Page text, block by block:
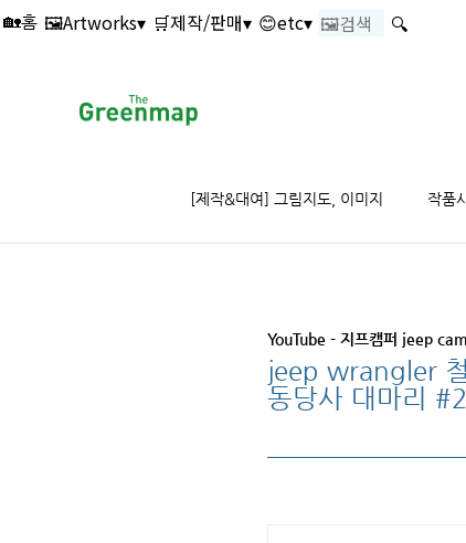
🏡홈 🖼️Artworks▾ 🛒제작/판매▾ 😊etc▾ 🔍
[제작&대여] 그림지도, 이미지 작품
YouTube - 지프캠퍼 jeep
jeep wrangler
동당사 대마리 #2